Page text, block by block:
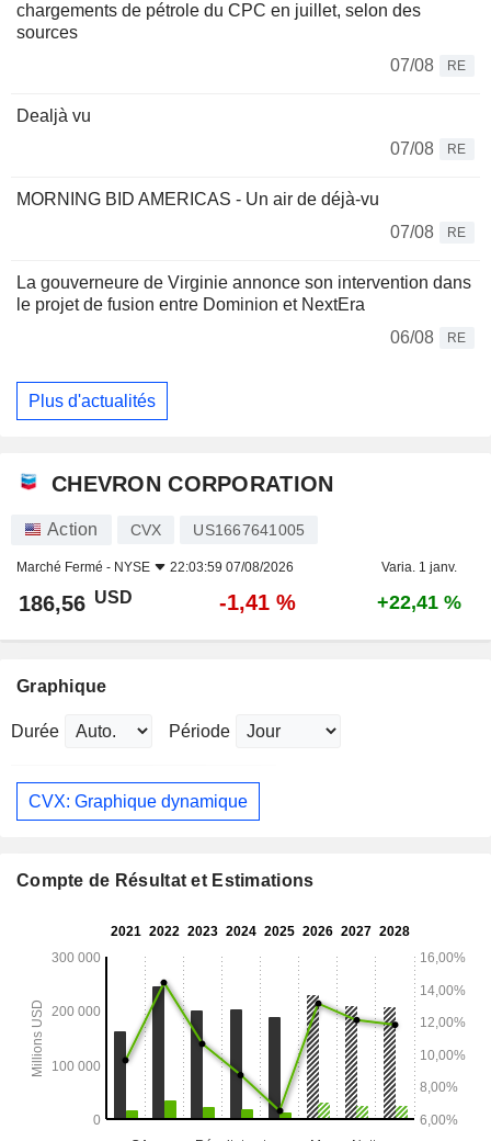
chargements de pétrole du CPC en juillet, selon des
sources
07/08
RE
Dealjà vu
07/08
RE
MORNING BID AMERICAS - Un air de déjà-vu
07/08
RE
La gouverneure de Virginie annonce son intervention dans
le projet de fusion entre Dominion et NextEra
06/08
RE
Plus d'actualités
CHEVRON CORPORATION
Action CVX US1667641005
Marché Fermé - NYSE 22:03:59 07/08/2026 Varia. 1 janv.
186,56 USD -1,41 % +22,41 %
Graphique
Durée Période
CVX: Graphique dynamique
Compte de Résultat et Estimations